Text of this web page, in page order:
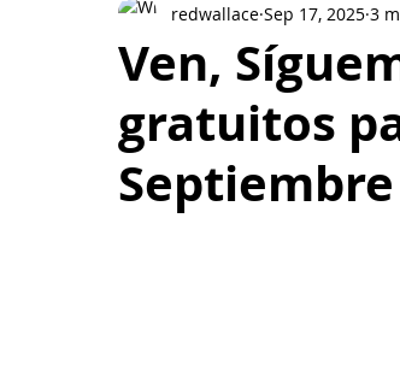
Spanish Youth Come Follow Me
Ven,
gratuitos
Septiembre
redwallace Sep 17, 2025 3